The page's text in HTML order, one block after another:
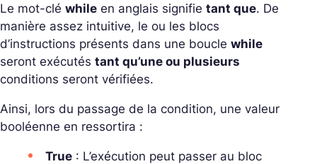
Le mot-clé while en anglais signifie tant que. De
manière assez intuitive, le ou les blocs
d’instructions présents dans une boucle while
seront exécutés tant qu’une ou plusieurs
conditions seront vérifiées.
Ainsi, lors du passage de la condition, une valeur
booléenne en ressortira :
True : L’exécution peut passer au bloc